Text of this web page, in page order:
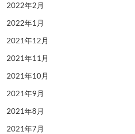
2022年2月
2022年1月
2021年12月
2021年11月
2021年10月
2021年9月
2021年8月
2021年7月